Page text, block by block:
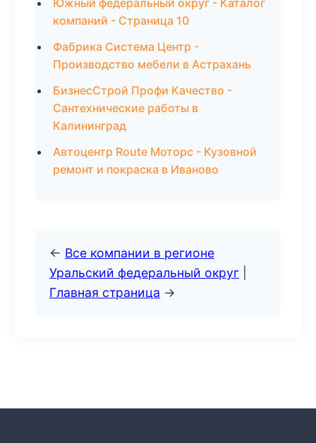
Южный федеральный округ - Каталог
компаний - Страница 10
Фабрика Система Центр -
Производство мебели в Астрахань
БизнесСтрой Профи Качество -
Сантехнические работы в
Калининград
Автоцентр Route Моторс - Кузовной
ремонт и покраска в Иваново
← Все компании в регионе
Уральский федеральный округ
Главная страница →